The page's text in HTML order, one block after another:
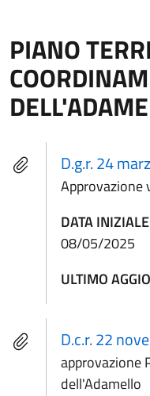
PIANO
D.g.r. 24
Approvazione
DATA
08/05/2025
ULTIMO
D.c.r. 22
approvazione
dell'Adamello